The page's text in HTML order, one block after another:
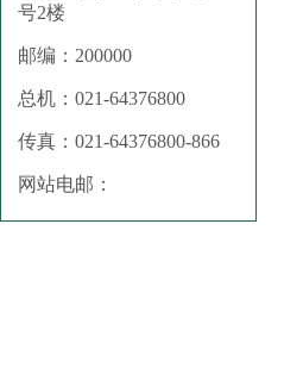
号2楼
邮编：200000
总机：021-64376800
传真：021-64376800-866
网站电邮：